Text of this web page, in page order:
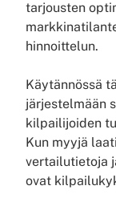
tarjousten
hinnoittelun.
Käytännössä
järjestelmään
kilpailijoiden
Kun myyjä
vertailutietoja
ovat